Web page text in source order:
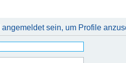
sein, um Profile